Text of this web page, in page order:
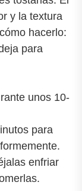
y la textura
hacerlo:
para
unos 10-
para
enfriar